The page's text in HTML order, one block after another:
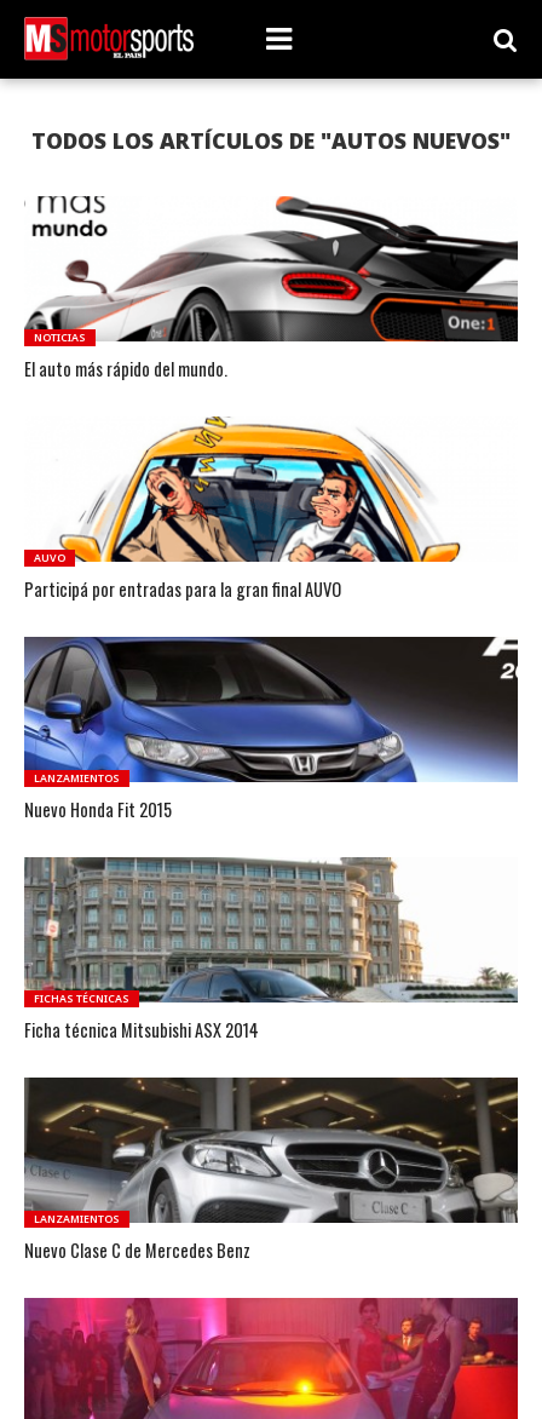
TODOS LOS ARTÍCULOS DE "AUTOS NUEVOS"
NOTICIAS
El auto más rápido del mundo.
AUVO
Participá por entradas para la gran final AUVO
LANZAMIENTOS
Nuevo Honda Fit 2015
FICHAS TÉCNICAS
Ficha técnica Mitsubishi ASX 2014
LANZAMIENTOS
Nuevo Clase C de Mercedes Benz